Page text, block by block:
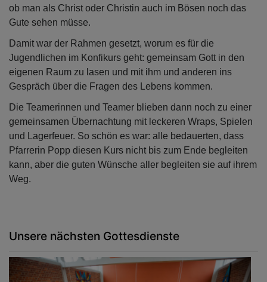
ob man als Christ oder Christin auch im Bösen noch das
Gute sehen müsse.
Damit war der Rahmen gesetzt, worum es für die
Jugendlichen im Konfikurs geht: gemeinsam Gott in den
eigenen Raum zu lasen und mit ihm und anderen ins
Gespräch über die Fragen des Lebens kommen.
Die Teamerinnen und Teamer blieben dann noch zu einer
gemeinsamen Übernachtung mit leckeren Wraps, Spielen
und Lagerfeuer. So schön es war: alle bedauerten, dass
Pfarrerin Popp diesen Kurs nicht bis zum Ende begleiten
kann, aber die guten Wünsche aller begleiten sie auf ihrem
Weg.
Unsere nächsten Gottesdienste